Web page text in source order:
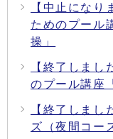
【中止にな
ためのプール
操」
【終了しま
のプール講座
【終了しまし
ズ（夜間コー